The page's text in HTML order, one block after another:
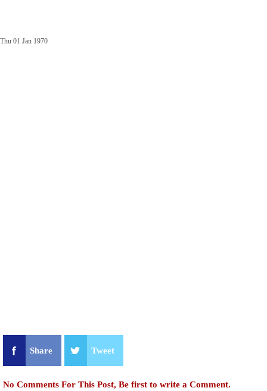
Thu 01 Jan 1970
Share Tweet
No Comments For This Post, Be first to write a Comment.